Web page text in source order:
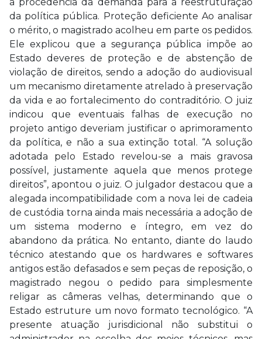
da política pública. Proteção deficiente Ao analisar
o mérito, o magistrado acolheu em parte os pedidos.
Ele explicou que a segurança pública impõe ao
Estado deveres de proteção e de abstenção de
violação de direitos, sendo a adoção do audiovisual
um mecanismo diretamente atrelado à preservação
da vida e ao fortalecimento do contraditório. O juiz
indicou que eventuais falhas de execução no
projeto antigo deveriam justificar o aprimoramento
da política, e não a sua extinção total. “A solução
adotada pelo Estado revelou-se a mais gravosa
possível, justamente aquela que menos protege
direitos”, apontou o juiz. O julgador destacou que a
alegada incompatibilidade com a nova lei de cadeia
de custódia torna ainda mais necessária a adoção de
um sistema moderno e íntegro, em vez do
abandono da prática. No entanto, diante do laudo
técnico atestando que os hardwares e softwares
antigos estão defasados e sem peças de reposição, o
magistrado negou o pedido para simplesmente
religar as câmeras velhas, determinando que o
Estado estruture um novo formato tecnológico. “A
presente atuação jurisdicional não substitui o